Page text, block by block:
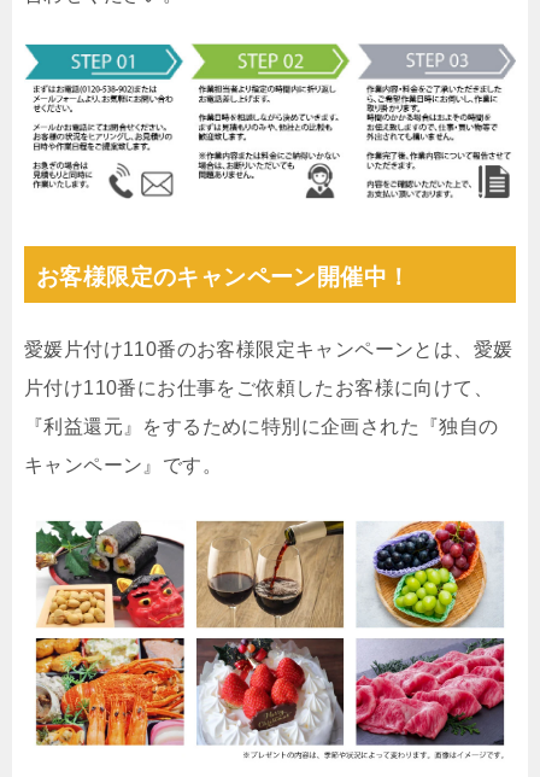
お客様限定のキャンペーン開催中！
愛媛片付け110番のお客様限定キャンペーンとは、愛媛
片付け110番にお仕事をご依頼したお客様に向けて、
『利益還元』をするために特別に企画された『独自の
キャンペーン』です。